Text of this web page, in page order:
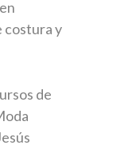
costura y
de